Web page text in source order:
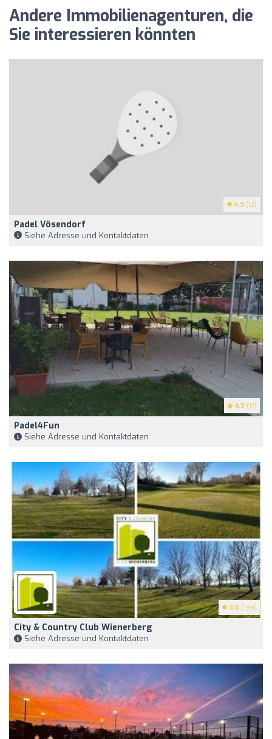
Andere Immobilienagenturen, die
Sie interessieren könnten
4.9 (12)
Padel Vösendorf
Siehe Adresse und Kontaktdaten
4.9 (17)
Padel4Fun
Siehe Adresse und Kontaktdaten
3.6 (199)
City & Country Club Wienerberg
Siehe Adresse und Kontaktdaten